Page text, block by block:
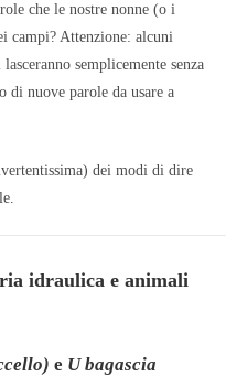
che le nostre nonne (o i
campi? Attenzione: alcuni
semplicemente senza
di nuove parole da usare a
dei modi di dire
idraulica e animali
e U bagascia